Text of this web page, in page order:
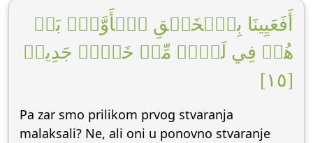
أَفَعَيِينَا بِٱلۡخَلۡقِ ٱلۡأَوَّلِۚ بَلۡ
هُمۡ فِي لَبۡسٖ مِّنۡ خَلۡقٖ جَدِيدٖ
[١٥]
Pa zar smo prilikom prvog stvaranja
malaksali? Ne, ali oni u ponovno stvaranje